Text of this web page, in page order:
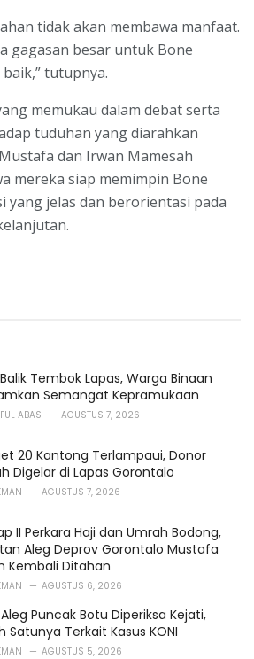
tidak akan membawa manfaat.
gagasan besar untuk Bone
tutupnya.
memukau dalam debat serta
tuduhan yang diarahkan
dan Irwan Mamesah
mereka siap memimpin Bone
yang jelas dan berorientasi pada
Tembok Lapas, Warga Binaan
Semangat Kepramukaan
ABAS AGUSTUS 7, 2026
20 Kantong Terlampaui, Donor
Digelar di Lapas Gorontalo
AGUSTUS 7, 2026
II Perkara Haji dan Umrah Bodong,
Aleg Deprov Gorontalo Mustafa
Kembali Ditahan
AGUSTUS 6, 2026
Puncak Botu Diperiksa Kejati,
Satunya Terkait Kasus KONI
AGUSTUS 5, 2026